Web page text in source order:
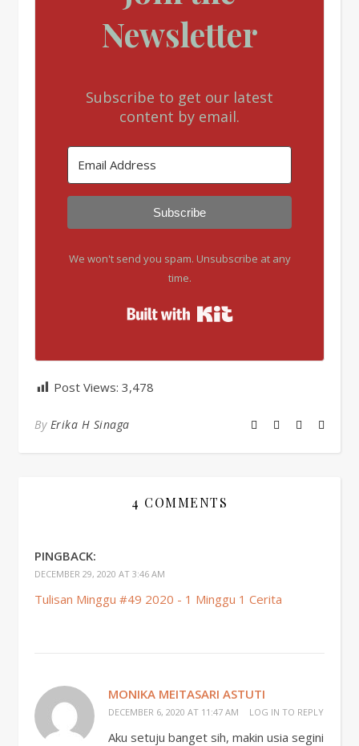
Newsletter
Subscribe to get our latest
content by email.
Subscribe
We won't send you spam. Unsubscribe at any
time.
Post Views: 3,478
By Erika H Sinaga
4 COMMENTS
PINGBACK:
DECEMBER 29, 2020 AT 3:46 AM
Tulisan Minggu #49 2020 - 1 Minggu 1 Cerita
MONIKA MEITASARI ASTUTI
DECEMBER 6, 2020 AT 11:47 AM LOG IN TO REPLY
Aku setuju banget sih, makin usia segini